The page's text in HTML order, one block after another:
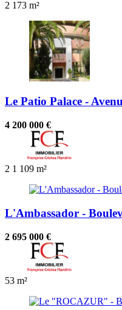
2 173 m²
Le Patio Palace -
4 200 000 €
2 1 109 m²
L'Ambassador -
2 695 000 €
53 m²